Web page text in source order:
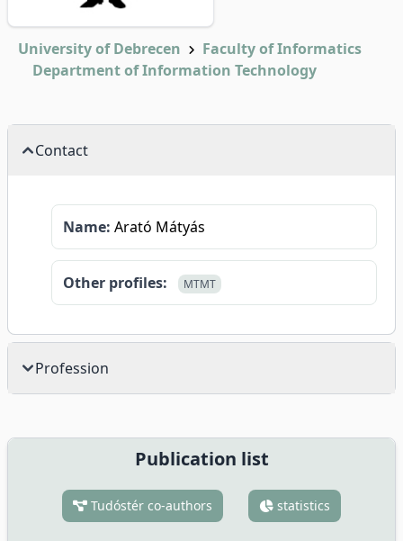
University of Debrecen
Faculty of Informatics
Department of Information Technology
Contact
Name: Arató Mátyás
Other profiles: MTMT
Profession
Publication list
Tudóstér co-authors statistics